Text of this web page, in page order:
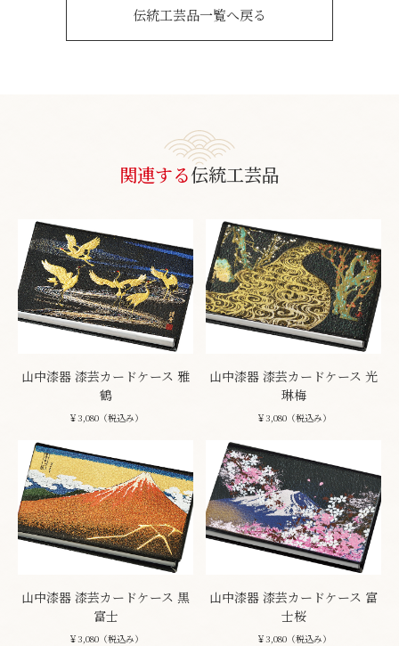
伝統工芸品一覧へ戻る
関連する伝統工芸品
山中漆器 漆芸カードケース 雅
鶴
￥3,080（税込み）
山中漆器 漆芸カードケース 光
琳梅
￥3,080（税込み）
山中漆器 漆芸カードケース 黒
富士
￥3,080（税込み）
山中漆器 漆芸カードケース 富
士桜
￥3,080（税込み）